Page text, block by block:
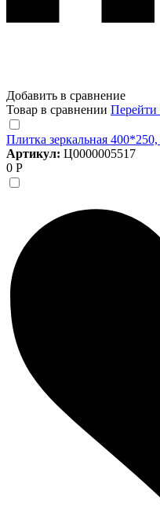
Добавить в сравнение
Товар в сравнении Перейти
Плитка зеркальная
Артикул: Ц0000005517
0 Р